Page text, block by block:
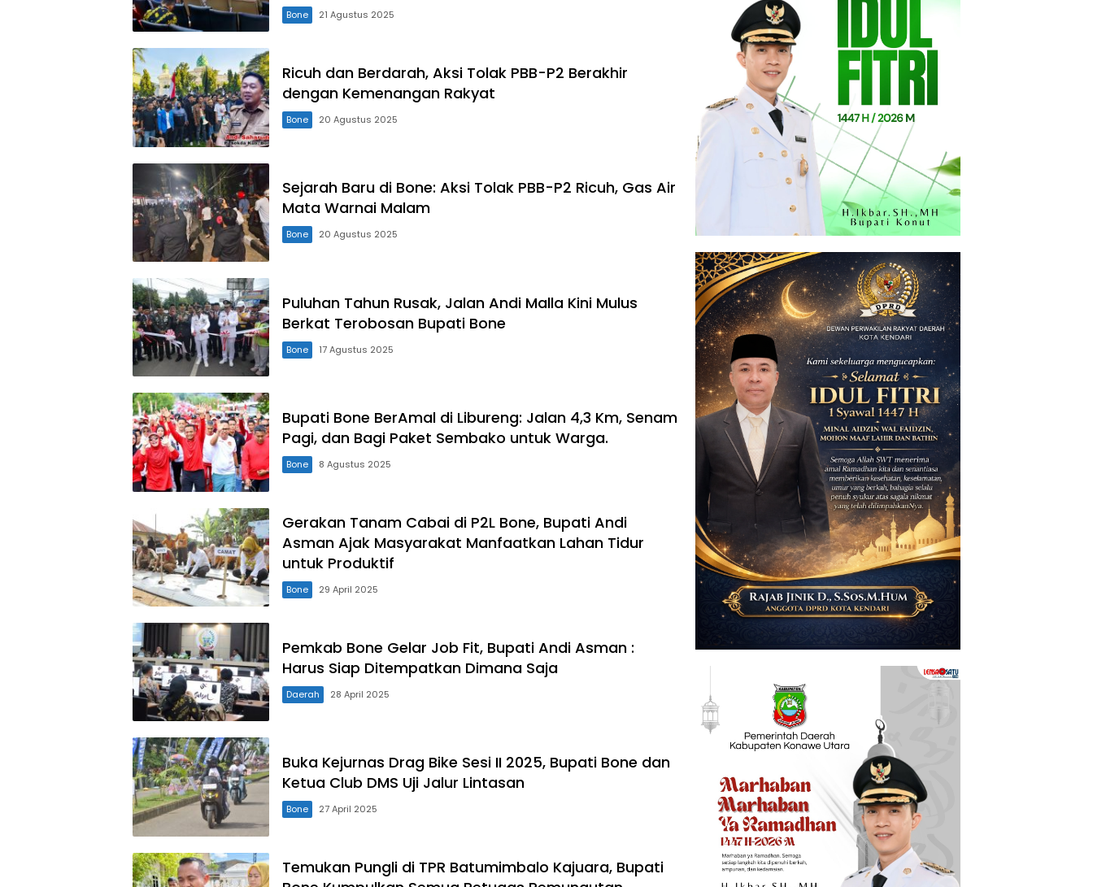
Bone 21 Agustus 2025
Ricuh dan Berdarah, Aksi Tolak PBB-P2 Berakhir
dengan Kemenangan Rakyat
Bone 20 Agustus 2025
Sejarah Baru di Bone: Aksi Tolak PBB-P2 Ricuh, Gas Air
Mata Warnai Malam
Bone 20 Agustus 2025
Puluhan Tahun Rusak, Jalan Andi Malla Kini Mulus
Berkat Terobosan Bupati Bone
Bone 17 Agustus 2025
Bupati Bone BerAmal di Libureng: Jalan 4,3 Km, Senam
Pagi, dan Bagi Paket Sembako untuk Warga.
Bone 8 Agustus 2025
Gerakan Tanam Cabai di P2L Bone, Bupati Andi
Asman Ajak Masyarakat Manfaatkan Lahan Tidur
untuk Produktif
Bone 29 April 2025
Pemkab Bone Gelar Job Fit, Bupati Andi Asman :
Harus Siap Ditempatkan Dimana Saja
Daerah 28 April 2025
Buka Kejurnas Drag Bike Sesi II 2025, Bupati Bone dan
Ketua Club DMS Uji Jalur Lintasan
Bone 27 April 2025
Temukan Pungli di TPR Batumimbalo Kajuara, Bupati